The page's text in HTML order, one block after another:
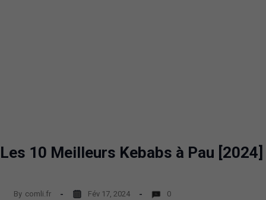
Les 10 Meilleurs Kebabs à Pau [2024]
By comli.fr Fév 17, 2024 0